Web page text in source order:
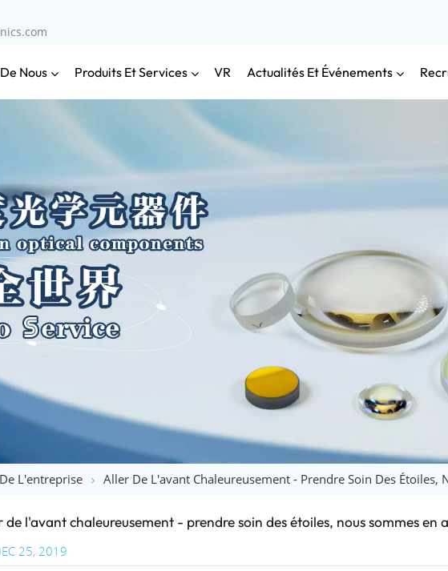
Nous Produits Et Services VR Actualités Et Événements
L'entreprise Aller De L'avant Chaleureusement - Prendre Soin Des Étoiles,
de l'avant chaleureusement - prendre soin des étoiles, nous sommes en
25, 2019